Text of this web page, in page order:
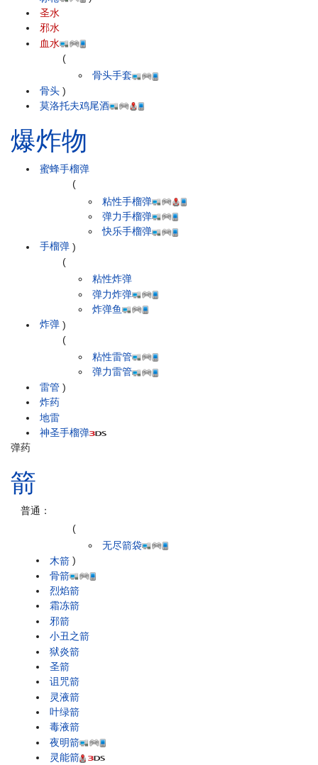
圣水
邪水
血水
骨头
(
骨头手套
)
莫洛托夫鸡尾酒
爆炸物
蜜蜂手榴弹
手榴弹
(
粘性手榴弹
弹力手榴弹
快乐手榴弹
)
炸弹
(
粘性炸弹
弹力炸弹
炸弹鱼
)
雷管
(
粘性雷管
弹力雷管
)
炸药
地雷
神圣手榴弹
弹药
箭
普通：
木箭
(
无尽箭袋
)
骨箭
烈焰箭
霜冻箭
邪箭
小丑之箭
狱炎箭
圣箭
诅咒箭
灵液箭
叶绿箭
毒液箭
夜明箭
灵能箭